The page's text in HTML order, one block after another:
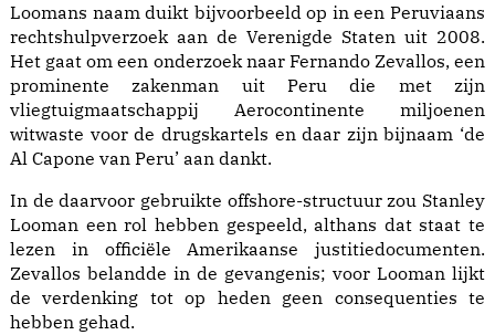
Loomans naam duikt bijvoorbeeld op in een Peru­viaans
rechtshulpverzoek aan de Ver­enig­de Staten uit 2008.
Het gaat om een onderzoek naar Fernando Zevallos, een
prominente zakenman uit Peru die met zijn
vliegtuigmaatschappij Aerocontinente miljoenen
witwaste voor de drugskartels en daar zijn bijnaam ‘de
Al Capone van Peru’ aan dankt.
In de daarvoor gebruikte offshore-structuur zou Stanley
Loo­man een rol hebben gespeeld, althans dat staat te
lezen in officiële Amerikaanse justitiedocumenten.
Zevallos belandde in de gevangenis; voor Looman lijkt
de verdenking tot op heden geen consequenties te
hebben gehad.